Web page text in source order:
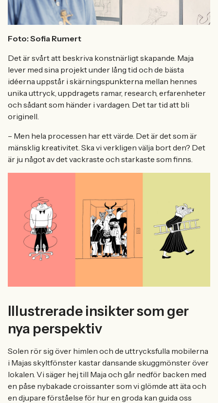
Foto: Sofia Rumert
Det är svårt att beskriva konstnärligt skapande. Maja
lever med sina projekt under lång tid och de bästa
idéerna uppstår i skärningspunkterna mellan hennes
unika uttryck, uppdragets ramar, research, erfarenheter
och sådant som händer i vardagen. Det tar tid att bli
originell.
– Men hela processen har ett värde. Det är det som är
mänsklig kreativitet. Ska vi verkligen välja bort den? Det
är ju något av det vackraste och starkaste som finns.
Illustrerade insikter som ger
nya perspektiv
Solen rör sig över himlen och de uttrycksfulla mobilerna
i Majas skyltfönster kastar dansande skuggmönster över
lokalen. Vi säger hej till Maja och går nedför backen med
en påse nybakade croissanter som vi glömde att äta och
en djupare förståelse för hur en groda kan guida oss